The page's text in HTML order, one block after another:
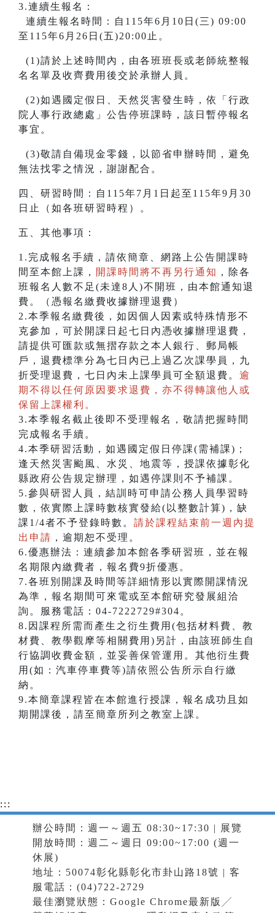
3.連續生報名：
連續生報名時間：自115年6月10日(三) 09:00
至115年6月26日(五)20:00止。
(1)請於上述時間內，由各班班長或老師統整報
名名單及收齊費用後交於承辦人員。
(2)如遇國定假日、天然災害發生時，依「行政
院人事行政總處」公告停班課時，該日暫停報名
事宜。
(3)敬請自備現金零錢，以節省申辦時間，避免
無法找零之情況，謝謝配合。
四、研習時間：自115年7月1日起至115年9月30
日止（如各班研習時程）。
五、其他事項：
1.完成報名手續，請依簡章、網路上公告開課時
間至本館上課，
開課時間將不再另行通知 ，除各
班報名人數不足(未達8人)不開班，由本館通知退
費。（憑報名繳費收據辦理退費）
2.本季報名繳費後，如因個人因素或特殊情形不
克參加，可於開課日起七日內憑收據辦理退費，
請提供可匯款或無摺存款之本人銀行、郵局帳
戶，退費標準分為七日內已上過乙次課學員，九
折受理退費，七日內未上課學員可全額退費。 逾
期不得以任何原因要求退費，亦不得轉讓他人或
保留上課權利。
3.本季報名截止後即不受理報名，敬請把握時間
完成報名手續。
4.本季研習活動，如遇國定假日停課(需補課)；
逢天然災害颱風、水災、地震等，授課依據彰化
縣政府公告規定辦理，如遇停課則不予補課。
5.參與研習人員，結訓時可申請公務人員學習時
數，依實際上課時數核實發給(以整數計算)，缺
課1/4者不予登錄時數。 請於課程結束前一週內提
出申請 ，逾期恕不受理。
6.優惠辦法：連續參加本館各季研習班，並在報
名期限內繳費者，報名費9折優惠。
7.各班別開課及時間等詳細情形以實際開課情況
為準，報名期間可來電或至本館研究發展組洽
詢。服務電話：04-7222729#304。
8.因課程所需而產生之衍生費用(包括材料費、教
材費、教學觀摩等相關費用)另計，由該班師生自
行協調收費金額，並妥善保管運用。其他衍生費
用(如：汽車停車費等)請依照公告所示自行繳
納。
9.本簡章課程皆在本館進行授課，報名成功且如
期開課後，請至簡章所列之教室上課。
:::
辦公時間：週一～週五 08:30~17:30 | 展覽
開放時間：週二～週日 09:00~17:00 (週一
休展)
地址：50074彰化縣彰化市卦山路18號 | 客
服電話：(04)722-2729
最佳瀏覽狀態：Google Chrome最新版╱